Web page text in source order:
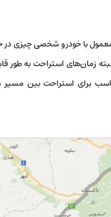
زمان‌های استراحت به طور
برای استراحت بین مسیر